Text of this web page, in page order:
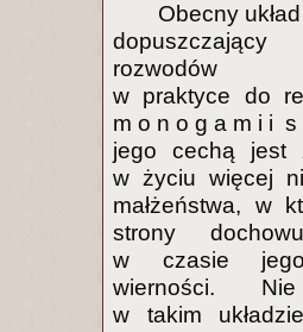
Obecny
rozwodów
w praktyce do
m o n o g a m i i s
jego cechą jest
w życiu więcej
małżeństwa, w
strony
w czasie
wierności.
w takim